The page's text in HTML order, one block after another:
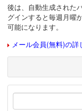
後は、自動生成された
グインすると毎週月曜
可能になります。
メール会員(無料)の詳